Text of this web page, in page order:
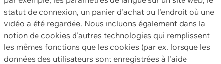
statut de connexion, un panier d'achat ou l'endroit où une
vidéo a été regardée. Nous incluons également dans la
notion de cookies d'autres technologies qui remplissent
les mêmes fonctions que les cookies (par ex. lorsque les
données des utilisateurs sont enregistrées à l'aide